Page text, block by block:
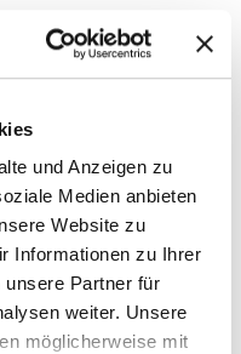
und Anzeigen zu
Medien anbieten
Website zu
Informationen zu Ihrer
unsere Partner für
weiter. Unsere
möglicherweise mit